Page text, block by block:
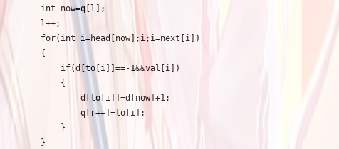
        int now=q[l];
        l++;
        for(int i=head[now];i;i=next[i])
        {
            if(d[to[i]]==-1&&val[i])
            {
                d[to[i]]=d[now]+1;
                q[r++]=to[i];
            }
        }